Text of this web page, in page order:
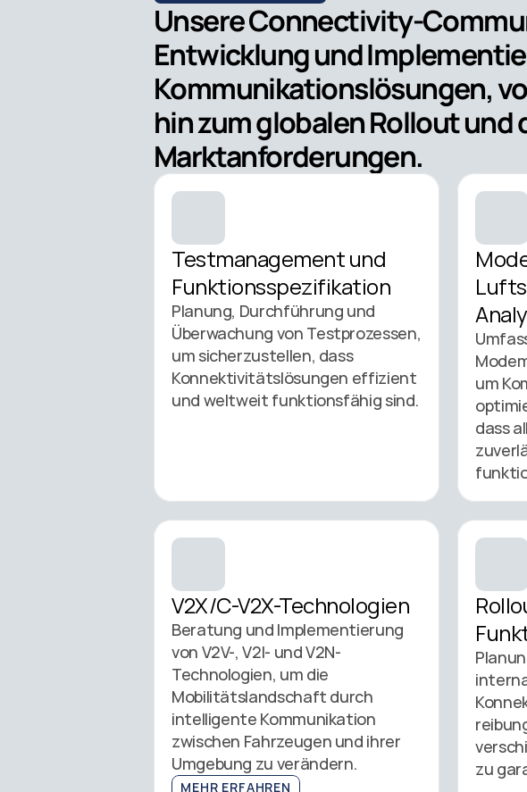
Unsere Connectivity-
Entwicklung und
Kommunikationslösungen,
hin zum globalen Rollout und
Marktanforderungen.
Testmanagement und
Funktionsspezifikation
Planung, Durchführung und
Überwachung von Testprozessen,
um sicherzustellen, dass
Konnektivitätslösungen effizient
um
dass
V2X/C-V2X-Technologien
Beratung und Implementierung
von V2V-, V2I- und V2N-
Technologien, um die
Mobilitätslandschaft durch
intelligente Kommunikation
zwischen Fahrzeugen und ihrer
Umgebung zu verändern.
MEHR ERFAHREN
zu